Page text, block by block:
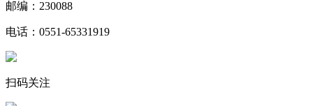
邮编：230088
电话：0551-65331919
扫码关注